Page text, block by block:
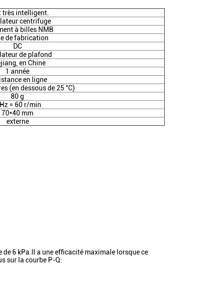
très intelligent.
centrifuge
à billes NMB
de fabrication
DC
de plafond
en Chine
1 année
en ligne
(en dessous de 25 °C)
80 g
= 60 r/min
70*40 mm
externe
6 kPa.Il a une efficacité maximale lorsque ce
sur la courbe P-Q: